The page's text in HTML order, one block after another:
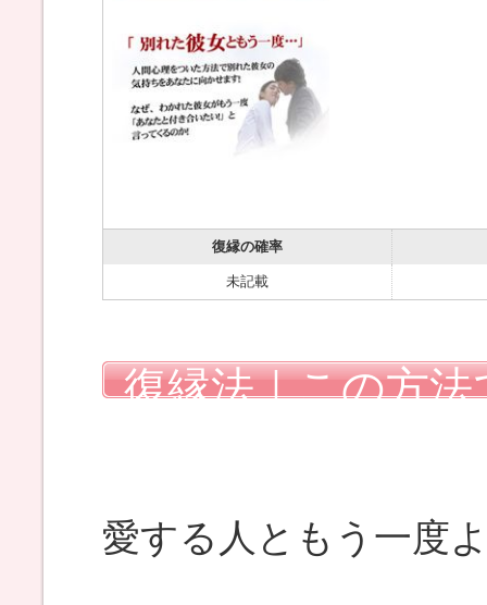
復縁の確率
未記載
復縁法｜この方
愛する人ともう一度